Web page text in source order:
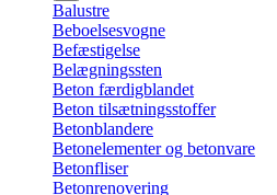
Balustre
Beboelsesvogne
Befæstigelse
Belægningssten
Beton færdigblandet
Beton tilsætningsstoffer
Betonblandere
Betonelementer og betonvare
Betonfliser
Betonrenovering